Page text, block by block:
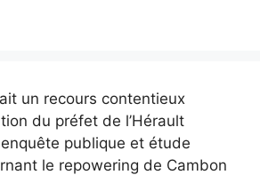
un recours contentieux
du préfet de l’Hérault
publique et étude
le repowering de Cambon